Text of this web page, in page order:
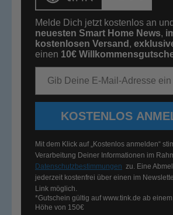
Melde Dich jetzt kostenlos an
neuesten Smart Home News,
kostenlosen Versand ,
einen 10€
KOSTENLOS
Mit dem Klick auf „Kostenlos anmelden“
Verarbeitung Deiner Informationen im
Datenschutzbestimmungen zu. Eine
jederzeit kostenfrei über einen im
Link möglich.
*Gutschein gültig aufwww.tink.de ab
Höhe von 150€